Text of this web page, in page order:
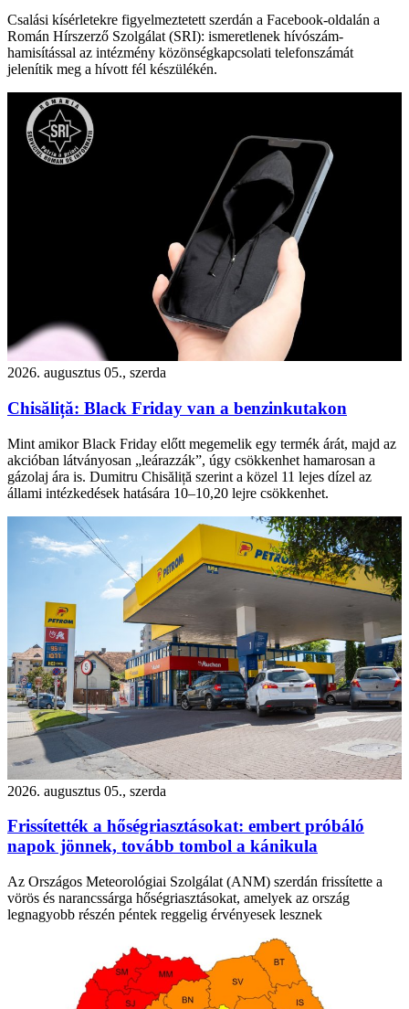
Csalási kísérletekre figyelmeztetett szerdán a Facebook-oldalán a
Román Hírszerző Szolgálat (SRI): ismeretlenek hívószám-
hamisítással az intézmény közönségkapcsolati telefonszámát
jelenítik meg a hívott fél készülékén.
2026. augusztus 05., szerda
Chisăliță: Black Friday van a benzinkutakon
Mint amikor Black Friday előtt megemelik egy termék árát, majd az
akcióban látványosan „leárazzák”, úgy csökkenhet hamarosan a
gázolaj ára is. Dumitru Chisăliță szerint a közel 11 lejes dízel az
állami intézkedések hatására 10–10,20 lejre csökkenhet.
2026. augusztus 05., szerda
Frissítették a hőségriasztásokat: embert próbáló
napok jönnek, tovább tombol a kánikula
Az Országos Meteorológiai Szolgálat (ANM) szerdán frissítette a
vörös és narancssárga hőségriasztásokat, amelyek az ország
legnagyobb részén péntek reggelig érvényesek lesznek